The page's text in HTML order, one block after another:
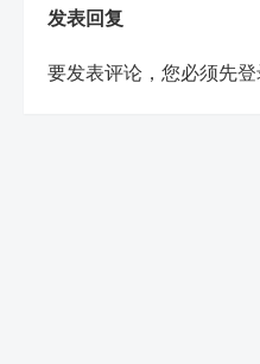
发表回复
要发表评论，您必须先登